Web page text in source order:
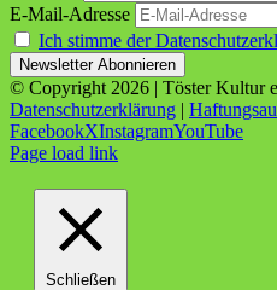
E-Mail-Adresse
Ich stimme der
© Copyright 2026 | Töster Kultur
Datenschutzerklärung |
FacebookXInstagramYouTube
Page load link
Schließen